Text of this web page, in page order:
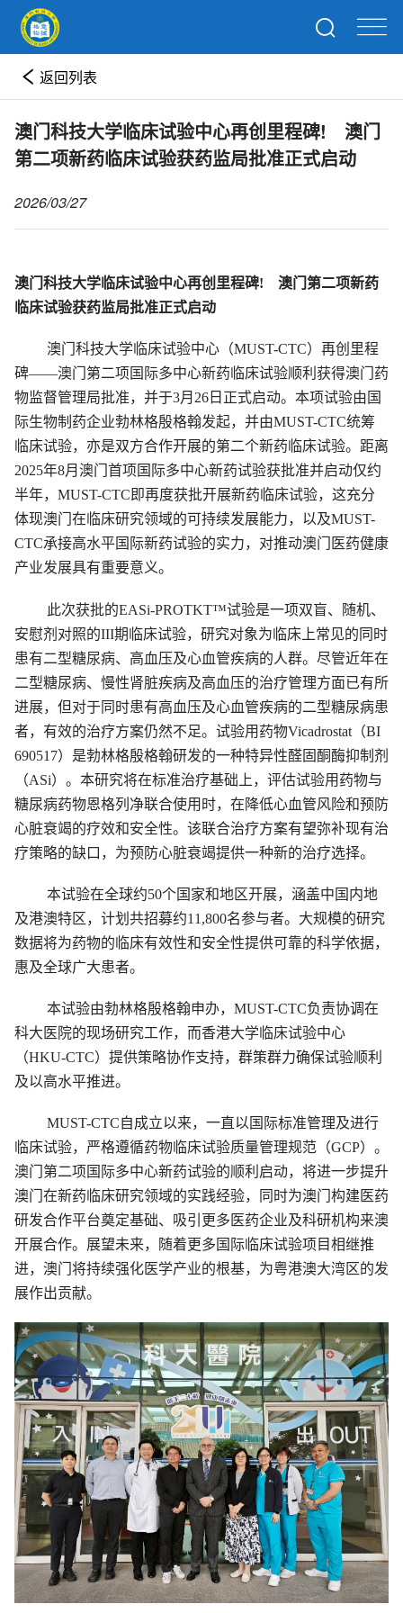
返回列表
澳门科技大学临床试验中心再创里程碑! 澳门
第二项新药临床试验获药监局批准正式启动
2026/03/27
澳门科技大学临床试验中心再创里程碑! 澳门第二项新药
临床试验获药监局批准正式启动
澳门科技大学临床试验中心（MUST-CTC）再创里程
碑——澳门第二项国际多中心新药临床试验顺利获得澳门药
物监督管理局批准，并于3月26日正式启动。本项试验由国
际生物制药企业勃林格殷格翰发起，并由MUST-CTC统筹
临床试验，亦是双方合作开展的第二个新药临床试验。距离
2025年8月澳门首项国际多中心新药试验获批准并启动仅约
半年，MUST-CTC即再度获批开展新药临床试验，这充分
体现澳门在临床研究领域的可持续发展能力，以及MUST-
CTC承接高水平国际新药试验的实力，对推动澳门医药健康
产业发展具有重要意义。
此次获批的EASi-PROTKT™试验是一项双盲、随机、
安慰剂对照的III期临床试验，研究对象为临床上常见的同时
患有二型糖尿病、高血压及心血管疾病的人群。尽管近年在
二型糖尿病、慢性肾脏疾病及高血压的治疗管理方面已有所
进展，但对于同时患有高血压及心血管疾病的二型糖尿病患
者，有效的治疗方案仍然不足。试验用药物Vicadrostat（BI
690517）是勃林格殷格翰研发的一种特异性醛固酮酶抑制剂
（ASi）。本研究将在标准治疗基础上，评估试验用药物与
糖尿病药物恩格列净联合使用时，在降低心血管风险和预防
心脏衰竭的疗效和安全性。该联合治疗方案有望弥补现有治
疗策略的缺口，为预防心脏衰竭提供一种新的治疗选择。
本试验在全球约50个国家和地区开展，涵盖中国内地
及港澳特区，计划共招募约11,800名参与者。大规模的研究
数据将为药物的临床有效性和安全性提供可靠的科学依据，
惠及全球广大患者。
本试验由勃林格殷格翰申办，MUST-CTC负责协调在
科大医院的现场研究工作，而香港大学临床试验中心
（HKU-CTC）提供策略协作支持，群策群力确保试验顺利
及以高水平推进。
MUST-CTC自成立以来，一直以国际标准管理及进行
临床试验，严格遵循药物临床试验质量管理规范（GCP）。
澳门第二项国际多中心新药试验的顺利启动，将进一步提升
澳门在新药临床研究领域的实践经验，同时为澳门构建医药
研发合作平台奠定基础、吸引更多医药企业及科研机构来澳
开展合作。展望未来，随着更多国际临床试验项目相继推
进，澳门将持续强化医学产业的根基，为粤港澳大湾区的发
展作出贡献。